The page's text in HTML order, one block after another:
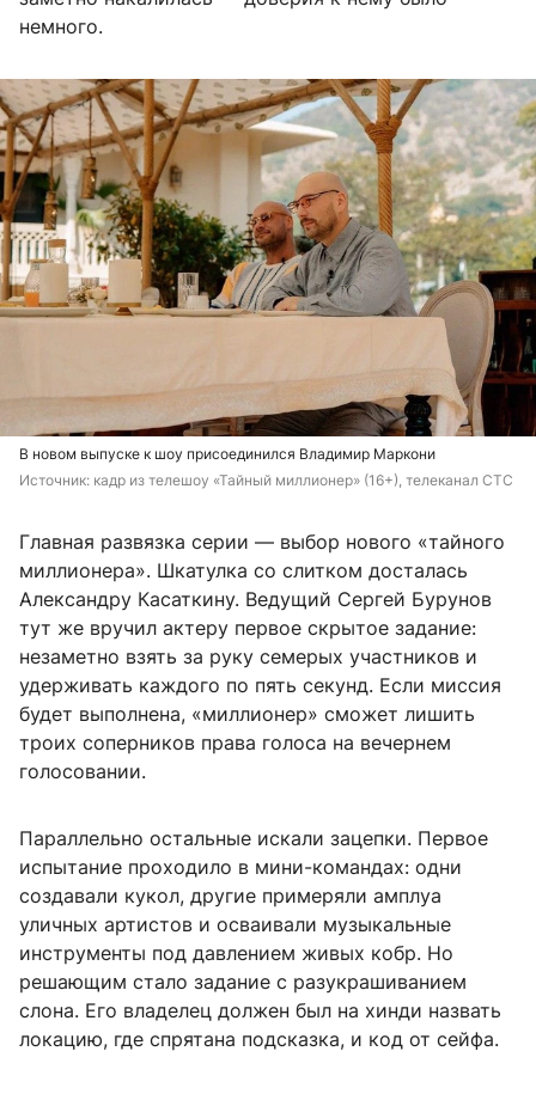
немного.
В новом выпуске к шоу присоединился Владимир Маркони
Источник: кадр из телешоу «Тайный миллионер» (16+), телеканал СТС
Главная развязка серии — выбор нового «тайного
миллионера». Шкатулка со слитком досталась
Александру Касаткину. Ведущий Сергей Бурунов
тут же вручил актеру первое скрытое задание:
незаметно взять за руку семерых участников и
удерживать каждого по пять секунд. Если миссия
будет выполнена, «миллионер» сможет лишить
троих соперников права голоса на вечернем
голосовании.
Параллельно остальные искали зацепки. Первое
испытание проходило в мини-командах: одни
создавали кукол, другие примеряли амплуа
уличных артистов и осваивали музыкальные
инструменты под давлением живых кобр. Но
решающим стало задание с разукрашиванием
слона. Его владелец должен был на хинди назвать
локацию, где спрятана подсказка, и код от сейфа.